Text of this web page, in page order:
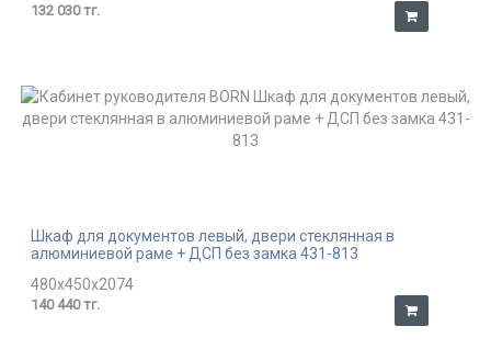
132 030 тг.
Шкаф для документов левый, двери стеклянная в
алюминиевой раме + ДСП без замка 431-813
480x450x2074
140 440 тг.